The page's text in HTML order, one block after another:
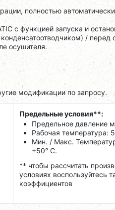
полностью
с функцией запуска и
/ перед
осушителя.
модификации по запросу.
Предельные условия**:
Предельное давление
Рабочая температура:
Мин. / Макс.
+50° C.
** чтобы рассчитать
условиях воспользуйтесь
коэффициентов